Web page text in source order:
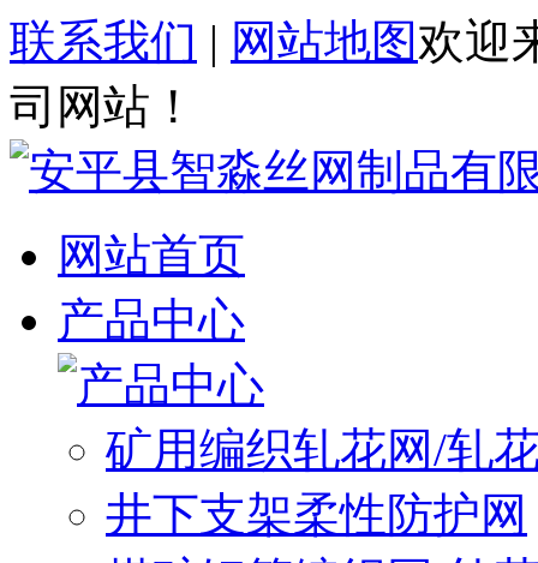
联系我们 | 网站地图欢迎
司网站！
网站首页
产品中心
矿用编织轧花网/轧
井下支架柔性防护网